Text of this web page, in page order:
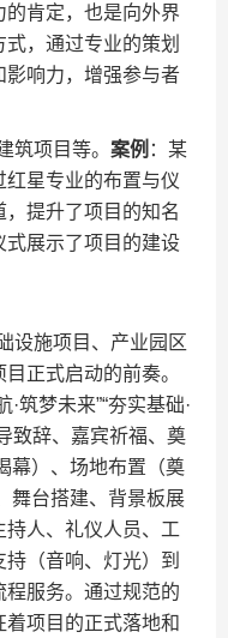
肯定，也是向外界
，通过专业的策划
影响力，增强参与者
筑项目等。​ ​案例​ ​：某
星专业的布置与仪
提升了项目的知名
式展示了项目的建设
设施项目、产业园区
正式启动的前奏。
筑梦未来”“夯实基础·
致辞、嘉宾祈福、奠
幕）、场地布置（奠
舞台搭建、背景板展
人、礼仪人员、工
（音响、灯光）到
服务。通过规范的
项目的正式落地和